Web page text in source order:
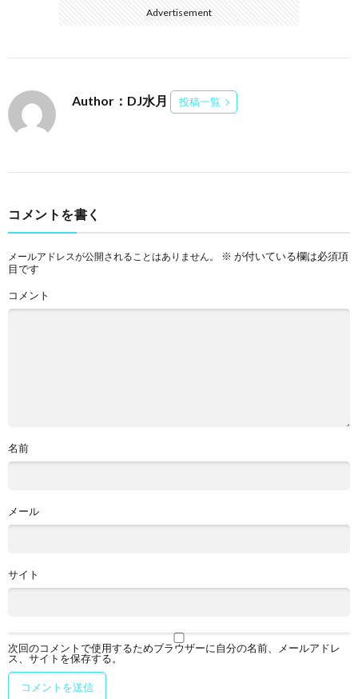
Advertisement
Author：DJ水月 投稿一覧
コメントを書く
メールアドレスが公開されることはありません。 ※ が付いている欄は必須項
目です
コメント
名前
メール
サイト
次回のコメントで使用するためブラウザーに自分の名前、メールアドレ
ス、サイトを保存する。